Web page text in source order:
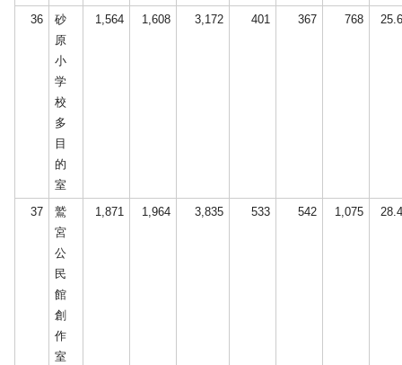
36
砂
原
小
学
校
多
目
的
室
1,564 1,608 3,172 401 367 768
37
鷲
宮
公
民
館
創
作
室
1,871 1,964 3,835 533 542 1,075